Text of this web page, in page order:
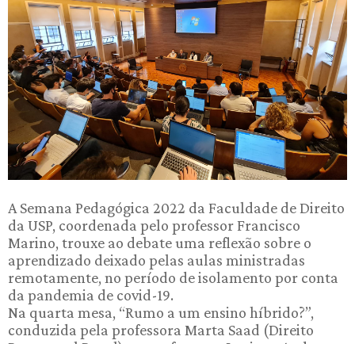
A Semana Pedagógica 2022 da Faculdade de Direito
da USP, coordenada pelo professor Francisco
Marino, trouxe ao debate uma reflexão sobre o
aprendizado deixado pelas aulas ministradas
remotamente, no período de isolamento por conta
da pandemia de covid-19.
Na quarta mesa, “Rumo a um ensino híbrido?”,
conduzida pela professora Marta Saad (Direito